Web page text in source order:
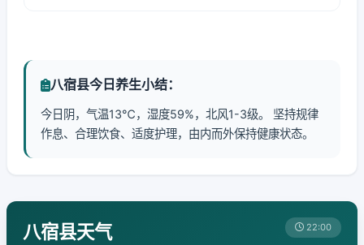
八宿县今日养生小结：
今日阴，气温13℃，湿度59%，北风1-3级。 坚持规律
作息、合理饮食、适度护理，由内而外保持健康状态。
八宿县天气 22:00